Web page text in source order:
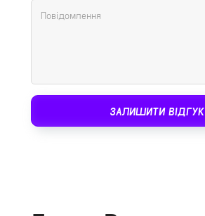
ЗАЛИШИТИ ВІДГУК